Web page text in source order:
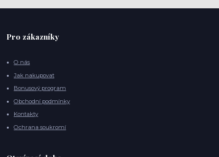
Pro zákazníky
O nás
Jak nakupovat
Bonusový program
Obchodní podmínky
Kontakty
Ochrana soukromí